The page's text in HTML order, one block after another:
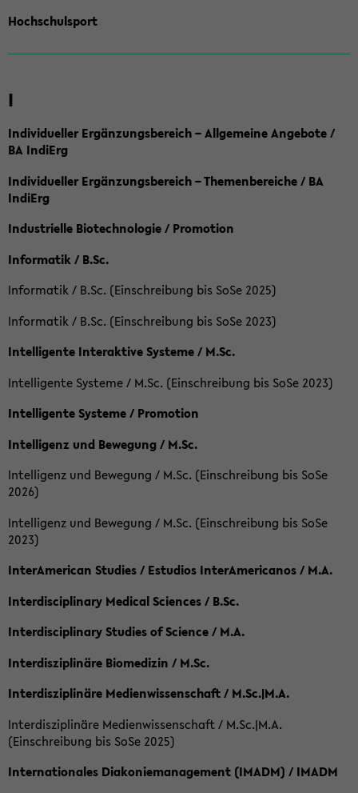
Hochschulsport
I
Individueller Ergänzungsbereich – Allgemeine Angebote /
BA IndiErg
Individueller Ergänzungsbereich – Themenbereiche / BA
IndiErg
Industrielle Biotechnologie / Promotion
Informatik / B.Sc.
Informatik / B.Sc. (Einschreibung bis SoSe 2025)
Informatik / B.Sc. (Einschreibung bis SoSe 2023)
Intelligente Interaktive Systeme / M.Sc.
Intelligente Systeme / M.Sc. (Einschreibung bis SoSe 2023)
Intelligente Systeme / Promotion
Intelligenz und Bewegung / M.Sc.
Intelligenz und Bewegung / M.Sc. (Einschreibung bis SoSe
2026)
Intelligenz und Bewegung / M.Sc. (Einschreibung bis SoSe
2023)
InterAmerican Studies / Estudios InterAmericanos / M.A.
Interdisciplinary Medical Sciences / B.Sc.
Interdisciplinary Studies of Science / M.A.
Interdisziplinäre Biomedizin / M.Sc.
Interdisziplinäre Medienwissenschaft / M.Sc.|M.A.
Interdisziplinäre Medienwissenschaft / M.Sc.|M.A.
(Einschreibung bis SoSe 2025)
Internationales Diakoniemanagement (IMADM) / IMADM